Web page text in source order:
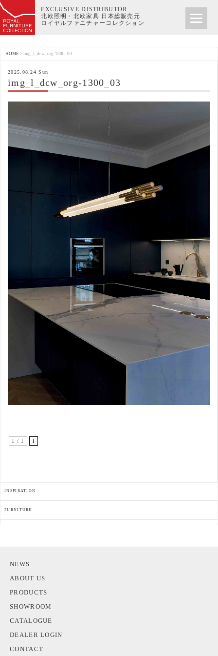
EXCLUSIVE DISTRIBUTOR
北欧照明・北欧家具 日本総販売元
ロイヤルファニチャーコレクション
HOME > img_l_dcw_org-1300_03
2025.08.24 Sun
img_l_dcw_org-1300_03
1 / 1 1
INSPIRATION
FURNITURE
NEWS
ABOUT US
PRODUCTS
SHOWROOM
CATALOGUE
DEALER LOGIN
CONTACT